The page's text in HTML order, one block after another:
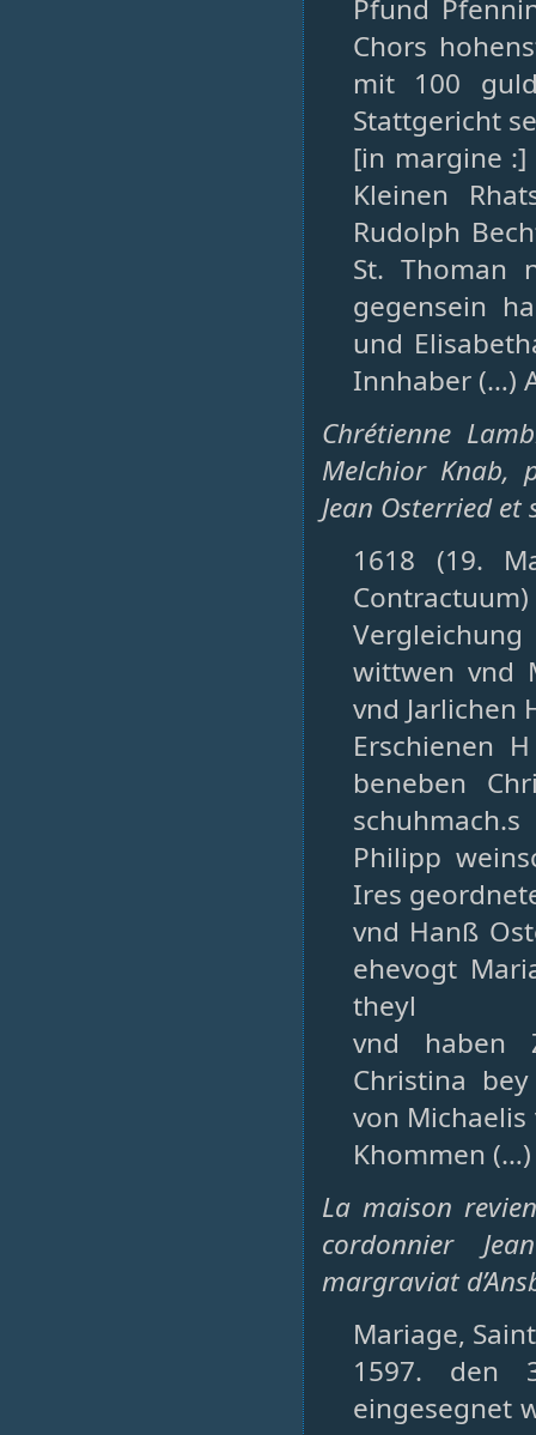
Pfund
Chors
mit 100
Stattgericht
[in margine :]
Kleinen
Rudolph
St. Thoman
gegensein
und
Innhaber (…)
Chrétienne
Melchior Knab,
Jean Osterried
1618 (19.
Contractuum)
wittwen vnd
vnd Jarlichen
Erschienen
beneben
Philipp
Ires
vnd Hanß
ehevogt
theyl
vnd haben
Christina
von Michaelis
Khommen (…)
La maison
cordonnier
margraviat
Mariage,
1597. den
eingesegnet